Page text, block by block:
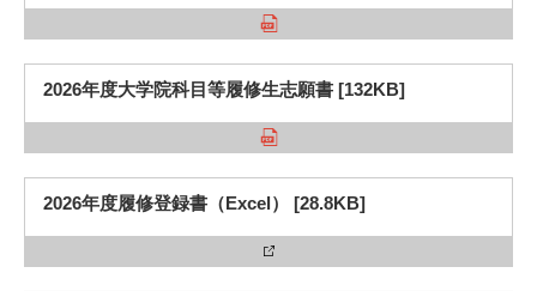
4. 航空理工学専攻特設サイト
2026年度大学院科目等履修生志願書 [132KB]
2026年度履修登録書（Excel） [28.8KB]